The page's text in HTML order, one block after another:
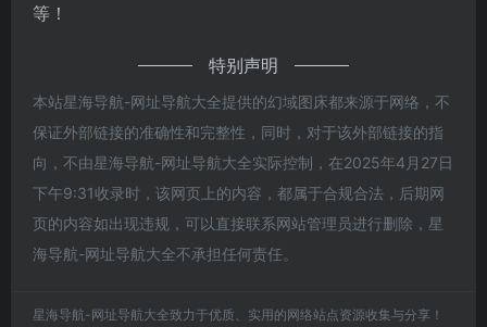
等！
特别声明
本站星海导航-网址导航大全提供的幻域图床都来源于网络，不
保证外部链接的准确性和完整性，同时，对于该外部链接的指
向，不由星海导航-网址导航大全实际控制，在2025年4月27日
下午9:31收录时，该网页上的内容，都属于合规合法，后期网
页的内容如出现违规，可以直接联系网站管理员进行删除，星
海导航-网址导航大全不承担任何责任。
星海导航-网址导航大全致力于优质、实用的网络站点资源收集与分享！